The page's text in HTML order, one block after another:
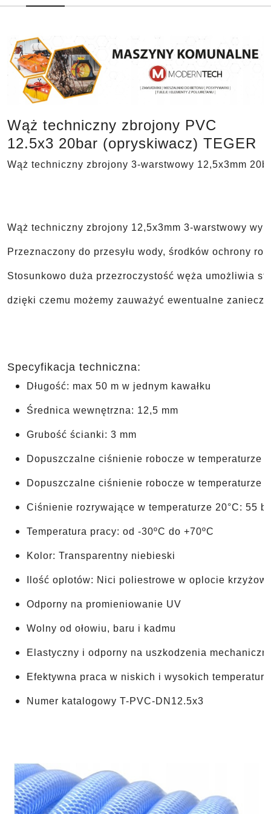
Wąż techniczny zbrojony PVC
12.5x3 20bar (opryskiwacz) TEGER
Wąż techniczny zbrojony 3-warstwowy 12,5x3mm
Wąż techniczny zbrojony 12,5x3mm 3-warstwowy
Przeznaczony do przesyłu wody, środków ochrony
Stosunkowo duża przezroczystość węża umożliwia
dzięki czemu możemy zauważyć ewentualne
Specyfikacja techniczna:
Długość: max 50 m w jednym kawałku
Średnica wewnętrzna: 12,5 mm
Grubość ścianki: 3 mm
Dopuszczalne ciśnienie robocze w temperaturze
Dopuszczalne ciśnienie robocze w temperaturze
Ciśnienie rozrywające w temperaturze 20°C: 55
Temperatura pracy: od -30ºC do +70ºC
Kolor: Transparentny niebieski
Ilość oplotów: Nici poliestrowe w oplocie
Odporny na promieniowanie UV
Wolny od ołowiu, baru i kadmu
Elastyczny i odporny na uszkodzenia
Efektywna praca w niskich i wysokich
Numer katalogowy T-PVC-DN12.5x3